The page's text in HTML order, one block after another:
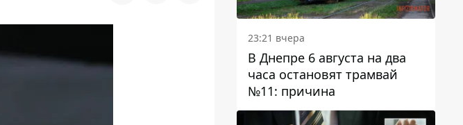
23:21 вчера
В Днепре 6 августа на два
часа остановят трамвай
№11: причина